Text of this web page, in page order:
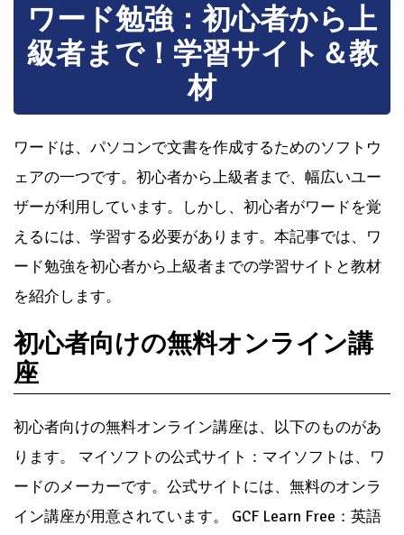
ワード勉強：初心者から上
級者まで！学習サイト＆教
材
ワードは、パソコンで文書を作成するためのソフトウ
ェアの一つです。初心者から上級者まで、幅広いユー
ザーが利用しています。しかし、初心者がワードを覚
えるには、学習する必要があります。本記事では、ワ
ード勉強を初心者から上級者までの学習サイトと教材
を紹介します。
初心者向けの無料オンライン講
座
初心者向けの無料オンライン講座は、以下のものがあ
ります。 マイソフトの公式サイト：マイソフトは、ワ
ードのメーカーです。公式サイトには、無料のオンラ
イン講座が用意されています。 GCF Learn Free：英語